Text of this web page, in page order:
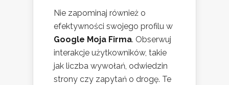
Nie zapominaj również o
efektywności swojego profilu w
Google Moja Firma. Obserwuj
interakcje użytkowników, takie
jak liczba wywołań, odwiedzin
strony czy zapytań o drogę. Te